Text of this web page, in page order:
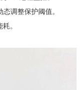
调整保护阈值。
。